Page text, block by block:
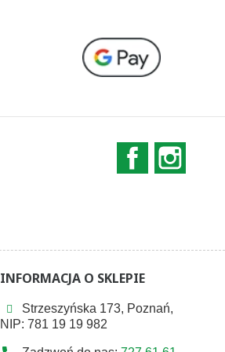
Facebook
INFORMACJA O SKLEPIE
Strzeszyńska 173, Poznań,
NIP: 781 19 19 982